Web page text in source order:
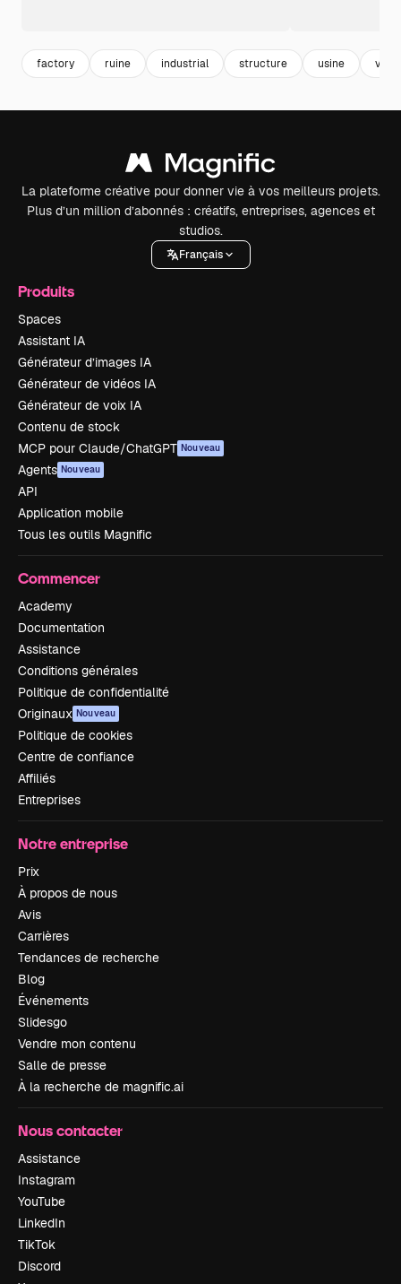
factory ruine industrial structure usine
La plateforme créative pour donner vie à vos meilleurs projets.
Plus d’un million d’abonnés : créatifs, entreprises, agences et
studios.
Français
Produits
Spaces
Assistant IA
Générateur d’images IA
Générateur de vidéos IA
Générateur de voix IA
Contenu de stock
MCP pour Claude/ChatGPT Nouveau
Agents Nouveau
API
Application mobile
Tous les outils Magnific
Commencer
Academy
Documentation
Assistance
Conditions générales
Politique de confidentialité
Originaux Nouveau
Politique de cookies
Centre de confiance
Affiliés
Entreprises
Notre entreprise
Prix
À propos de nous
Avis
Carrières
Tendances de recherche
Blog
Événements
Slidesgo
Vendre mon contenu
Salle de presse
À la recherche de magnific.ai
Nous contacter
Assistance
Instagram
YouTube
LinkedIn
TikTok
Discord